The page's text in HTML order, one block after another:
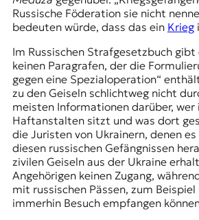
Russische Föderation sie nicht
bedeuten würde, dass das ein Krieg
Im Russischen Strafgesetzbuch gibt
keinen Paragrafen, der die
gegen eine Spezialoperation“
zu den Geiseln schlichtweg nicht
meisten Informationen darüber, wer
Haftanstalten sitzt und was dort
die Juristen von Ukrainern, denen
diesen russischen Gefängnissen
zivilen Geiseln aus der Ukraine
Angehörigen keinen Zugang,
mit russischen Pässen, zum
immerhin Besuch empfangen